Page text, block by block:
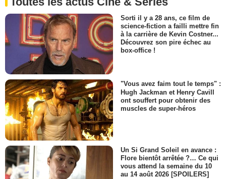
Sorti il y a 28 ans, ce film de
science-fiction a failli mettre fin
à la carrière de Kevin Costner...
Découvrez son pire échec au
box-office !
"Vous avez faim tout le temps" :
Hugh Jackman et Henry Cavill
ont souffert pour obtenir des
muscles de super-héros
Un Si Grand Soleil en avance :
Flore bientôt arrêtée ?… Ce qui
vous attend la semaine du 10
au 14 août 2026 [SPOILERS]